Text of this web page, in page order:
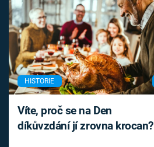
HISTORIE
Víte, proč se na Den
díkůvzdání jí zrovna krocan?